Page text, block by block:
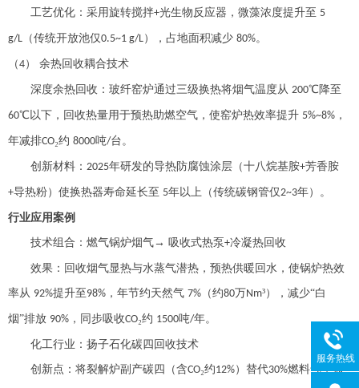
工艺优化：采用旋转搅拌+光生物反应器，微藻浓度提升至 5
g/L （传统开放池仅0.5~1 g/L），占地面积减少 80%。
（4） 余热回收耦合技术
深度余热回收：玻纤窑炉通过三级换热将烟气温度从 200℃降至
60℃以下，回收热量用于预热助燃空气，使窑炉热效率提升 5%~8% ，
年减排CO₂约 8000吨/台。
创新材料： 2025年研发的导热防腐蚀涂层（十八烷基胺+芳香胺
+导热粉）使换热器寿命延长至 5年以上（传统碳钢管仅2~3年）。
行业应用案例
技术组合：燃气锅炉烟气→ 吸收式热泵+冷凝热回收
效果：回收烟气显热与水蒸气潜热，预热供暖回水，使锅炉热效
率从 92%提升至 98% ，年节约天然气 7% （约80万Nm³），减少“白
烟”排放 90% ，同步吸收CO₂约 1500吨/年。
化工行业：扬子石化碳四回收技术
创新点：将裂解炉副产碳四（含CO₂约12%）替代30%燃料气，通
服务热线